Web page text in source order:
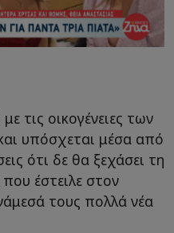
τις οικογένειες των
υπόσχεται μέσα από
ότι δε θα ξεχάσει τη
έστειλε στον
τους πολλά νέα